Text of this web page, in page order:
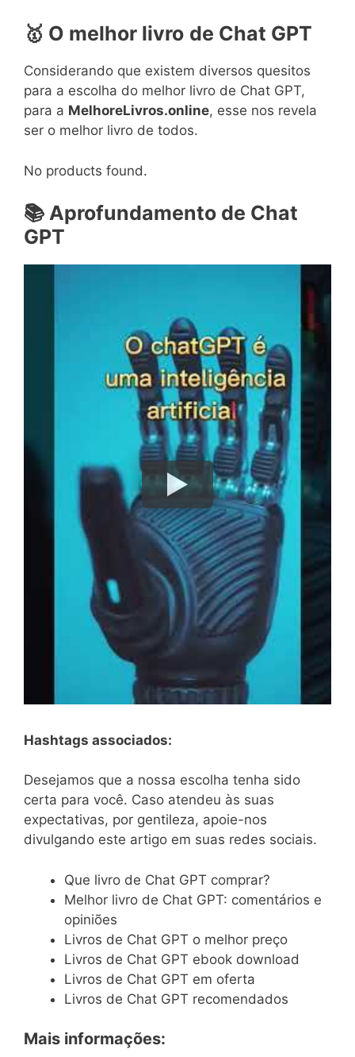
🥇 O melhor livro de Chat GPT
Considerando que existem diversos quesitos
para a escolha do melhor livro de Chat GPT,
para a MelhoreLivros.online, esse nos revela
ser o melhor livro de todos.
No products found.
📚 Aprofundamento de Chat
GPT
Hashtags associados:
Desejamos que a nossa escolha tenha sido
certa para você. Caso atendeu às suas
expectativas, por gentileza, apoie-nos
divulgando este artigo em suas redes sociais.
Que livro de Chat GPT comprar?
Melhor livro de Chat GPT: comentários e
opiniões
Livros de Chat GPT o melhor preço
Livros de Chat GPT ebook download
Livros de Chat GPT em oferta
Livros de Chat GPT recomendados
Mais informações: